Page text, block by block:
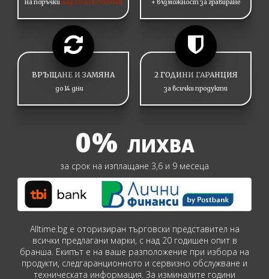
на поръчкинад 30.67€/59.90лв + възможност за гравиране
ВРЪЩАНЕ И ЗАМЯНА
до 14 дни
2 ГОДИНИ ГАРАНЦИЯ
за всички продукти
0% ЛИХВА
за срок на изплащане 3,6 и 9 месеца
Alltime.bg е оторизиран търговски представител на
всички предлагани марки, с над 20 годишен опит в
бранша. Екипът е на ваше разположение при избора на
продукти, следгаранционното и сервизно обслужване и
техническата информация. За изминалите години